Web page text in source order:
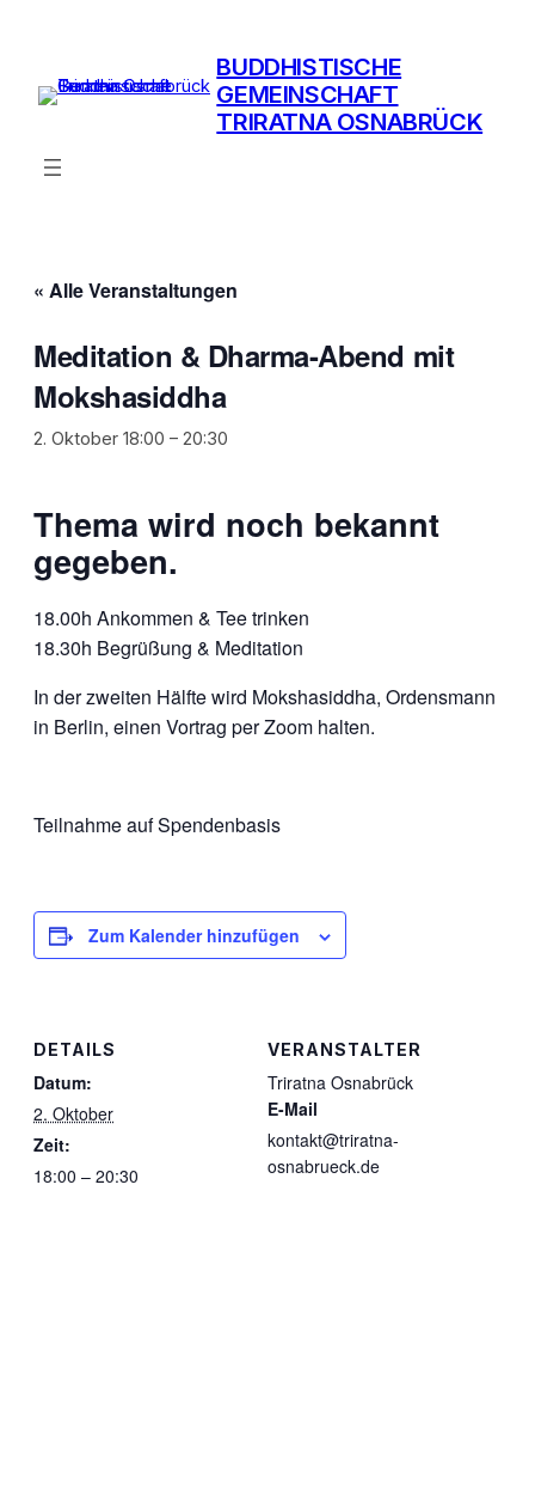
BUDDHISTISCHE
GEMEINSCHAFT
TRIRATNA OSNABRÜCK
« Alle Veranstaltungen
Meditation & Dharma-Abend mit
Mokshasiddha
2. Oktober 18:00 – 20:30
Thema wird noch bekannt
gegeben.
18.00h Ankommen & Tee trinken
18.30h Begrüßung & Meditation
In der zweiten Hälfte wird Mokshasiddha, Ordensmann
in Berlin, einen Vortrag per Zoom halten.
Teilnahme auf Spendenbasis
Zum Kalender hinzufügen
DETAILS
Datum:
2. Oktober
Zeit:
18:00 – 20:30
VERANSTALTER
Triratna Osnabrück
E-Mail
kontakt@triratna-
osnabrueck.de